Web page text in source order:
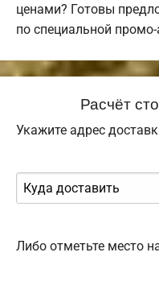
ценами? Готовы
по специальной
Расчёт
Укажите адрес
Либо отметьте место